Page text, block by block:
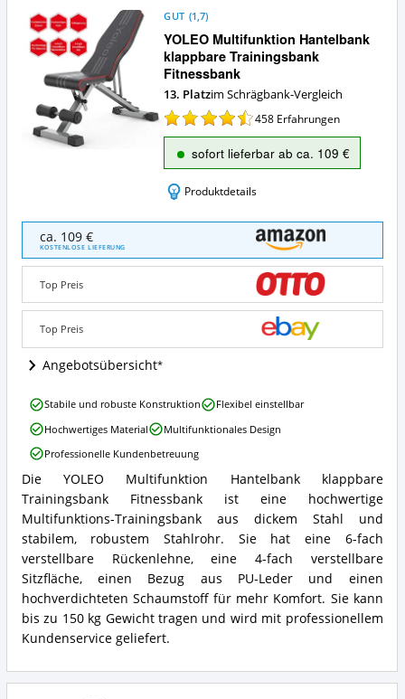
YOLEO Multifunktion Hantelbank
klappbare Trainingsbank
Fitnessbank
GUT (1,7)
13. Platzim Schrägbank-Vergleich
458 Erfahrungen
sofort lieferbar ab ca. 109 €
Produktdetails
YOLEO
Multifunktion
Hantelbank
klappbare
Trainingsbank
Fitnessbank
Angebote:
Wo
ist
diese
erhältlich?
ca. 109 €
KOSTENLOSE LIEFERUNG
Top Preis
Top Preis
Angebotsübersicht
YOLEO
Multifunktion
Hantelbank
klappbare
Trainingsbank
Fitnessbank
Zusammenfassung:
Was
bietet
diese
Schrägbank?
Die YOLEO Multifunktion Hantelbank klappbare
Trainingsbank Fitnessbank ist eine hochwertige
Multifunktions-Trainingsbank aus dickem Stahl und
stabilem, robustem Stahlrohr. Sie hat eine 6-fach
verstellbare Rückenlehne, eine 4-fach verstellbare
Sitzfläche, einen Bezug aus PU-Leder und einen
hochverdichteten Schaumstoff für mehr Komfort. Sie kann
bis zu 150 kg Gewicht tragen und wird mit professionellem
Kundenservice geliefert.
YOLEO
Multifunktion
Hantelbank
klappbare
Trainingsbank
Fitnessbank
Vorteile:
Was
spricht
für
diese
Schrägbank?
Stabile und robuste Konstruktion
Flexibel einstellbar
Hochwertiges Material
Multifunktionales Design
Professionelle Kundenbetreuung